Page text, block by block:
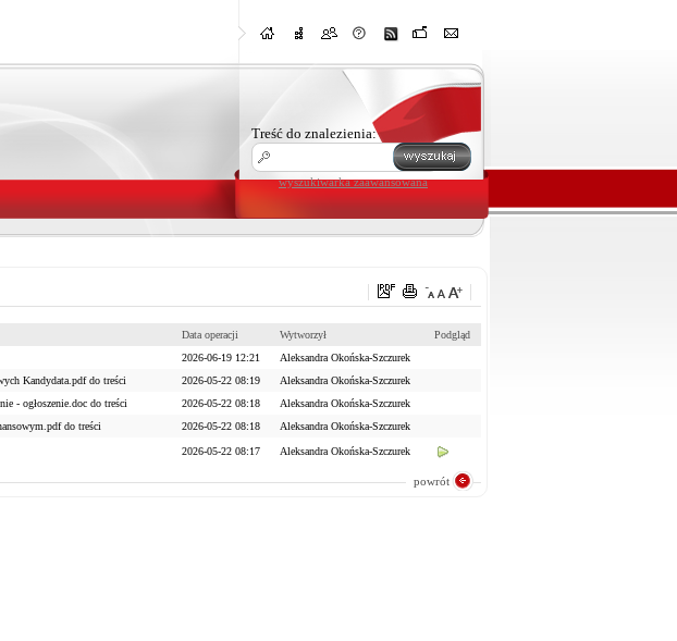
Treść do znalezienia:
wyszukiwarka zaawansowana
Data operacji Wytworzył
Podgląd
2026-06-19 12:21
Aleksandra Okońska-Szczurek
Kandydata.pdf do treści
2026-05-22 08:19
Aleksandra Okońska-Szczurek
- ogłoszenie.doc do treści
2026-05-22 08:18
Aleksandra Okońska-Szczurek
do treści
2026-05-22 08:18 Aleksandra Okońska-Szczurek
2026-05-22 08:17 Aleksandra Okońska-Szczurek
powrót